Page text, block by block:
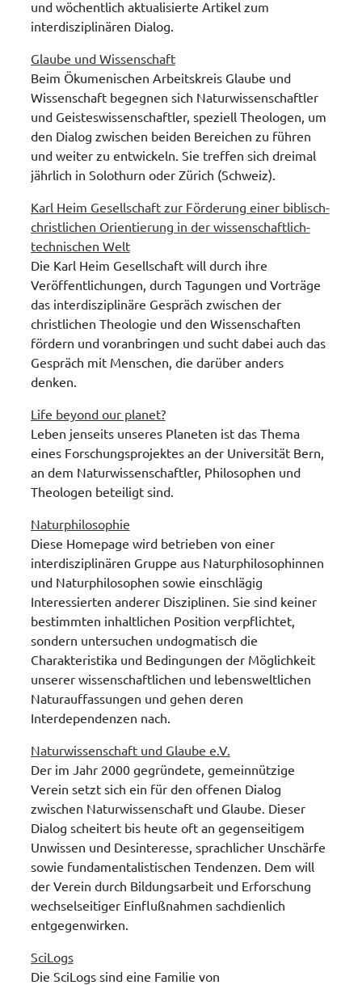
und wöchentlich aktualisierte Artikel zum
interdisziplinären Dialog.
Glaube und Wissenschaft
Beim Ökumenischen Arbeitskreis Glaube und
Wissenschaft begegnen sich Naturwissenschaftler
und Geisteswissenschaftler, speziell Theologen, um
den Dialog zwischen beiden Bereichen zu führen
und weiter zu entwickeln. Sie treffen sich dreimal
jährlich in Solothurn oder Zürich (Schweiz).
Karl Heim Gesellschaft zur Förderung einer biblisch-
christlichen Orientierung in der wissenschaftlich-
technischen Welt
Die Karl Heim Gesellschaft will durch ihre
Veröffentlichungen, durch Tagungen und Vorträge
das interdisziplinäre Gespräch zwischen der
christlichen Theologie und den Wissenschaften
fördern und voranbringen und sucht dabei auch das
Gespräch mit Menschen, die darüber anders
denken.
Life beyond our planet?
Leben jenseits unseres Planeten ist das Thema
eines Forschungsprojektes an der Universität Bern,
an dem Naturwissenschaftler, Philosophen und
Theologen beteiligt sind.
Naturphilosophie
Diese Homepage wird betrieben von einer
interdisziplinären Gruppe aus Naturphilosophinnen
und Naturphilosophen sowie einschlägig
Interessierten anderer Disziplinen. Sie sind keiner
bestimmten inhaltlichen Position verpflichtet,
sondern untersuchen undogmatisch die
Charakteristika und Bedingungen der Möglichkeit
unserer wissenschaftlichen und lebensweltlichen
Naturauffassungen und gehen deren
Interdependenzen nach.
Naturwissenschaft und Glaube e.V.
Der im Jahr 2000 gegründete, gemeinnützige
Verein setzt sich ein für den offenen Dialog
zwischen Naturwissenschaft und Glaube. Dieser
Dialog scheitert bis heute oft an gegenseitigem
Unwissen und Desinteresse, sprachlicher Unschärfe
sowie fundamentalistischen Tendenzen. Dem will
der Verein durch Bildungsarbeit und Erforschung
wechselseitiger Einflußnahmen sachdienlich
entgegenwirken.
SciLogs
Die SciLogs sind eine Familie von